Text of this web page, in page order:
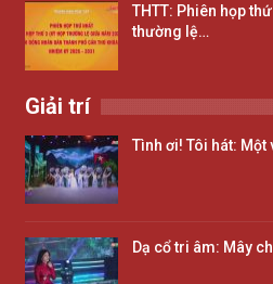
THTT: Phiên họp
thường lệ…
Giải trí
Tình ơi! Tôi hát: Một
Dạ cổ tri âm: Mây